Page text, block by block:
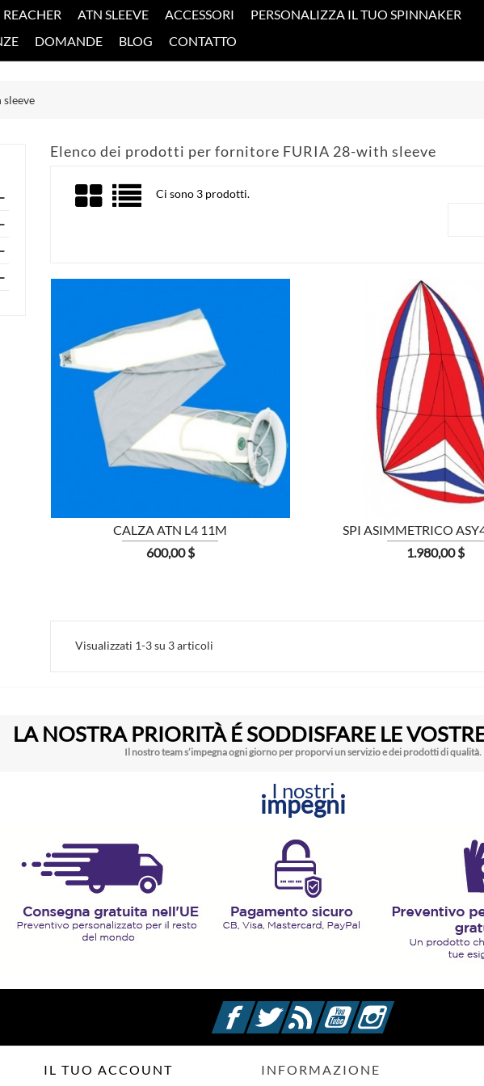
REACHER ATN SLEEVE ACCESSORI
PERSONALIZZA IL TUO SPINNAKER
DOMANDE BLOG CONTATTO
Elenco dei prodotti per fornitore FURIA 28-with sleeve
Ci sono 3 prodotti.
CALZA ATN L4 11M
Prezzo
600,00 $
MOSTRA
SPI ASIMMETRICO
Prezzo
1.980,00 $

Visualizzati 1-3 su 3 articoli
LA NOSTRA PRIORITÀ É SODDISFARE LE
Il nostro team s’impegna ogni giorno per proporvi un servizio e dei prodotti di qualità.
I nostri
impegni
FacebookTwitterRss YouTubeInstagram
IL TUO ACCOUNT INFORMAZIONE